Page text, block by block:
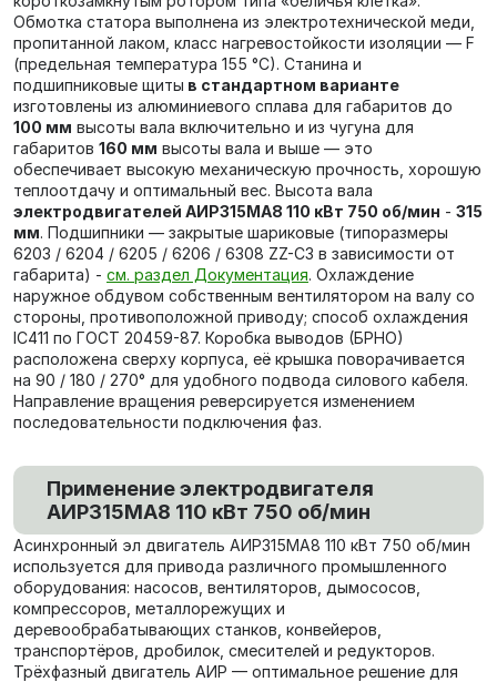
Обмотка статора выполнена из электротехнической меди,
пропитанной лаком, класс нагревостойкости изоляции — F
(предельная температура 155 °C). Станина и
подшипниковые щиты в стандартном варианте
изготовлены из алюминиевого сплава для габаритов до
100 мм высоты вала включительно и из чугуна для
габаритов 160 мм высоты вала и выше — это
обеспечивает высокую механическую прочность, хорошую
теплоотдачу и оптимальный вес. Высота вала
электродвигателей АИР315МА8 110 кВт 750 об/мин - 315
мм. Подшипники — закрытые шариковые (типоразмеры
6203 / 6204 / 6205 / 6206 / 6308 ZZ-C3 в зависимости от
габарита) - см. раздел Документация. Охлаждение
наружное обдувом собственным вентилятором на валу со
стороны, противоположной приводу; способ охлаждения
IC411 по ГОСТ 20459-87. Коробка выводов (БРНО)
расположена сверху корпуса, её крышка поворачивается
на 90 / 180 / 270° для удобного подвода силового кабеля.
Направление вращения реверсируется изменением
последовательности подключения фаз.
Применение электродвигателя
АИР315МА8 110 кВт 750 об/мин
Асинхронный эл двигатель АИР315МА8 110 кВт 750 об/мин
используется для привода различного промышленного
оборудования: насосов, вентиляторов, дымососов,
компрессоров, металлорежущих и
деревообрабатывающих станков, конвейеров,
транспортёров, дробилок, смесителей и редукторов.
Трёхфазный двигатель АИР — оптимальное решение для